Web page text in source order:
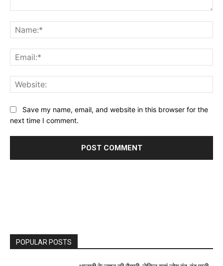
Save my name, email, and website in this browser for the
next time I comment.
POPULAR POSTS